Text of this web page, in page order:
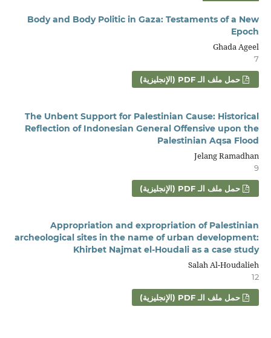
Body and Body Politic in Gaza: Testaments of a New
Epoch
Ghada Ageel
7
حمل ملف الـ PDF (الإنجليزية)
The Unbent Support for Palestinian Cause: Historical
Reflection of Indonesian General Offensive upon the
Palestinian Aqsa Flood
Jelang Ramadhan
9
حمل ملف الـ PDF (الإنجليزية)
Appropriation and expropriation of Palestinian
archeological sites in the name of urban development:
Khirbet Najmat el-Houdali as a case study
Salah Al-Houdalieh
12
حمل ملف الـ PDF (الإنجليزية)